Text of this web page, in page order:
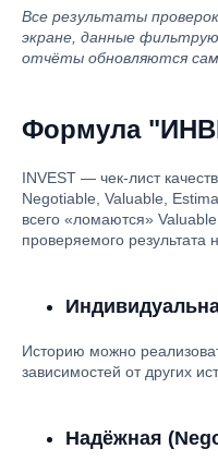
Все результаты
экране, данные
отчёты обновляются
Формула
INVEST — чек-лист
Negotiable, Valuable,
всего «ломаются»
проверяемого результата
Историю можно
зависимостей от других
Надёжная